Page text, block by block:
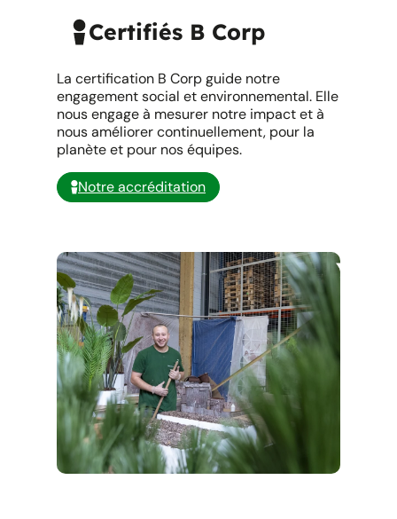
Certifiés B Corp
La certification B Corp guide notre
engagement social et environnemental. Elle
nous engage à mesurer notre impact et à
nous améliorer continuellement, pour la
planète et pour nos équipes.
Notre accréditation